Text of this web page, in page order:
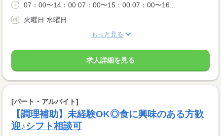
07：00〜14：00 07：00〜15：00 07：00〜16...
火曜日 水曜日
もっと見る
求人詳細を見る
[パート・アルバイト]
【調理補助】未経験OK◎食に興味のある方歓
迎♪シフト相談可